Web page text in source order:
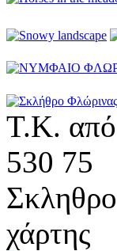
Τ.Κ.
530 75
Σκληθρο
χάρτης